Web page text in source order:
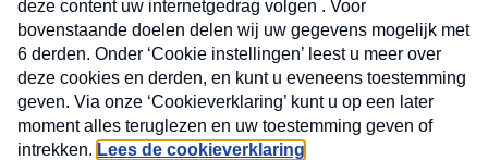
X
Nieuwsbrief
Neem hier een gratis abonnement op de MAX
Consumenten nieuwsbrief. Elke maandag en